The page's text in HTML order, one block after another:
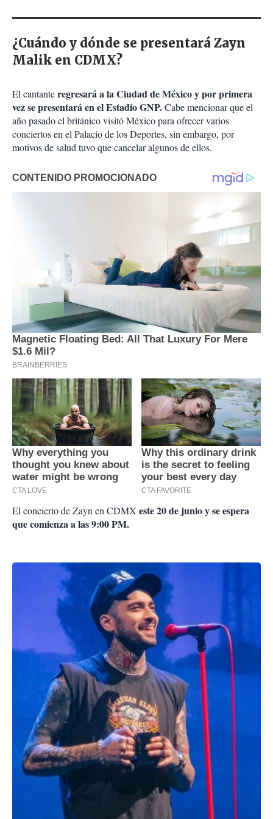
¿Cuándo y dónde se presentará Zayn
Malik en CDMX?
El cantanteregresará a la Ciudad de México y por primera
vez se presentará en el Estadio GNP.Cabe mencionar que el
año pasado el británico visitó México para ofrecer varios
conciertos en el Palacio de los Deportes, sin embargo, por
motivos de salud tuvo que cancelar algunos de ellos.
El concierto de Zayn en CDMX este 20 de junio y se espera
que comienza a las 9:00 PM.